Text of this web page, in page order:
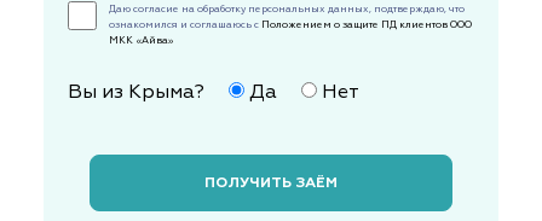
Даю согласие на обработку персональных данных, подтверждаю, что
ознакомился и соглашаюсь с Положением о защите ПД клиентов ООО
МКК «Айва»
Вы из Крыма? Да Нет
ПОЛУЧИТЬ ЗАЁМ